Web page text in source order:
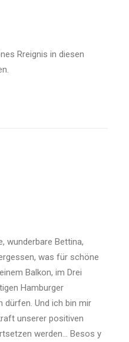
Rreignis in diesen
wunderbare Bettina,
was für schöne
Balkon, im Drei
Hamburger
dürfen. Und ich bin mir
unserer positiven
werden… Besos y